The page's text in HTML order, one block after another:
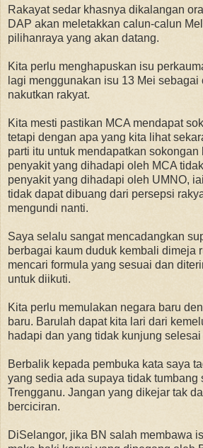
Rakayat sedar khasnya dikalangan
DAP akan meletakkan calun-calun
pilihanraya yang akan datang.
Kita perlu menghapuskan isu
lagi menggunakan isu 13 Mei sebagai
nakutkan rakyat.
Kita mesti pastikan MCA mendapat
tetapi dengan apa yang kita lihat
parti itu untuk mendapatkan sokongan
penyakit yang dihadapi oleh MCA
penyakit yang dihadapi oleh UMNO,
tidak dapat dibuang dari persepsi
mengundi nanti.
Saya selalu sangat mencadangkan
berbagai kaum duduk kembali dimeja
mencari formula yang sesuai dan
untuk diikuti.
Kita perlu memulakan negara baru
baru. Barulah dapat kita lari dari
hadapi dan yang tidak kunjung selesai
Berbalik kepada pembuka kata saya
yang sedia ada supaya tidak tumbang
Trengganu. Jangan yang dikejar tak
berciciran.
DiSelangor, jika BN salah membawa